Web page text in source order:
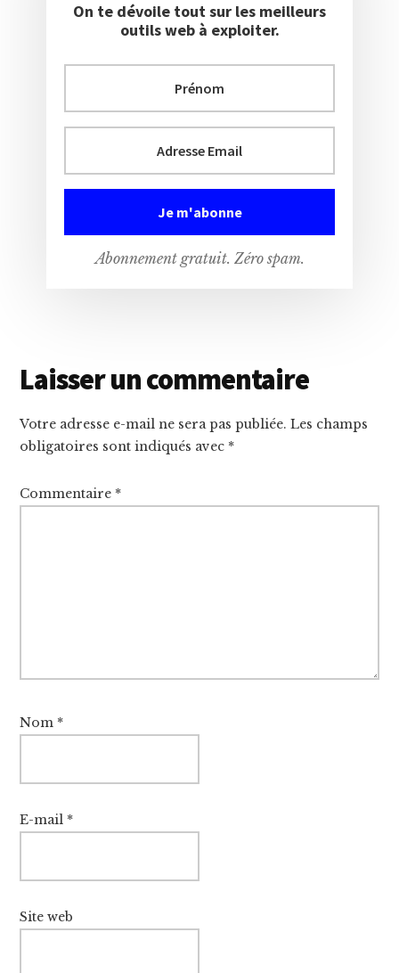
On te dévoile tout sur les meilleurs
outils web à exploiter.
Abonnement gratuit. Zéro spam.
Interactions
du
lecteur
Laisser un commentaire
Votre adresse e-mail ne sera pas publiée. Les champs
obligatoires sont indiqués avec *
Commentaire *
Nom *
E-mail *
Site web